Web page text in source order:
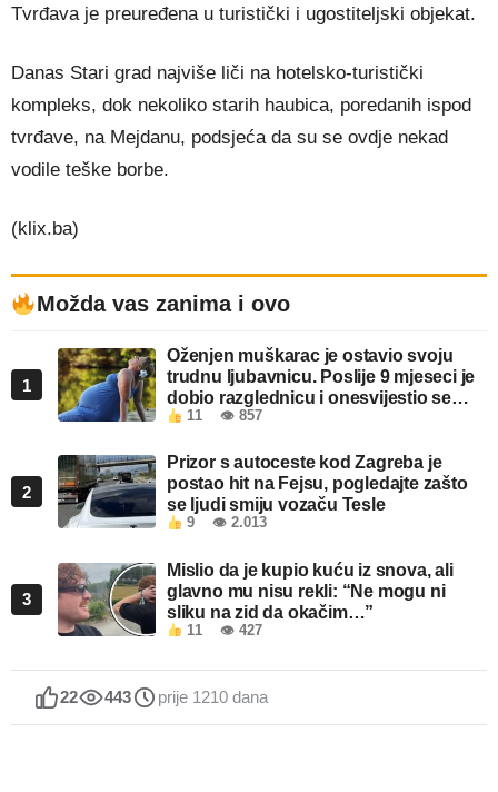
Tvrđava je preuređena u turistički i ugostiteljski objekat.
Danas Stari grad najviše liči na hotelsko-turistički
kompleks, dok nekoliko starih haubica, poredanih ispod
tvrđave, na Mejdanu, podsjeća da su se ovdje nekad
vodile teške borbe.
(klix.ba)
Možda vas zanima i ovo
1
Oženjen muškarac je ostavio svoju
trudnu ljubavnicu. Poslije 9 mjeseci je
dobio razglednicu i onesvijestio se
kada je pročitao šta piše!
11 👁 857
2
Prizor s autoceste kod Zagreba je
postao hit na Fejsu, pogledajte zašto
se ljudi smiju vozaču Tesle
9 👁 2.013
3
Mislio da je kupio kuću iz snova, ali
glavno mu nisu rekli: “Ne mogu ni
sliku na zid da okačim…”
11 👁 427
22 443 prije 1210 dana